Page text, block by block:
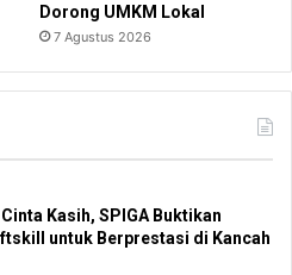
Dorong UMKM Lokal
7 Agustus 2026
Kasih, SPIGA Buktikan
untuk Berprestasi di Kancah